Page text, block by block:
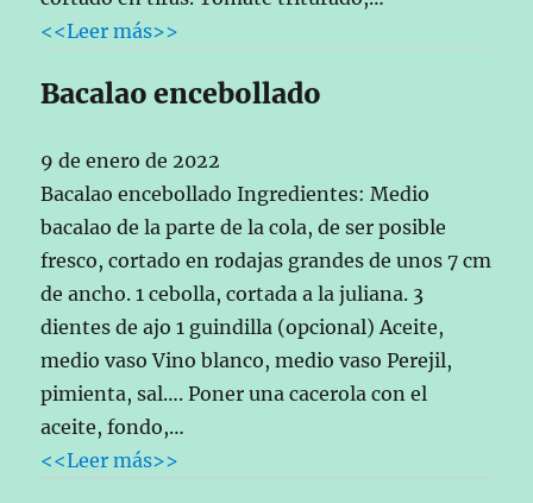
<<Leer más>>
Bacalao encebollado
9 de enero de 2022
Bacalao encebollado Ingredientes: Medio
bacalao de la parte de la cola, de ser posible
fresco, cortado en rodajas grandes de unos 7 cm
de ancho. 1 cebolla, cortada a la juliana. 3
dientes de ajo 1 guindilla (opcional) Aceite,
medio vaso Vino blanco, medio vaso Perejil,
pimienta, sal…. Poner una cacerola con el
aceite, fondo,…
<<Leer más>>